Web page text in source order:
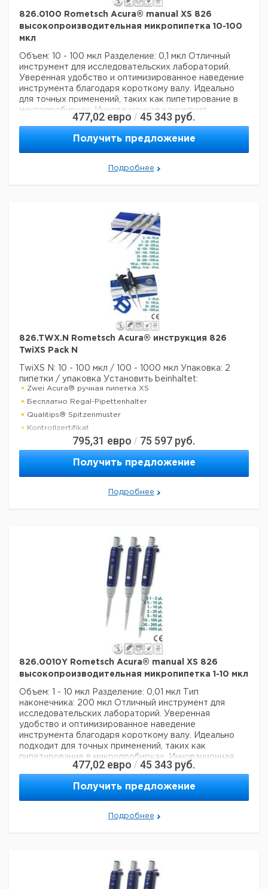
826.0100 Rometsch Acura® manual XS 826
высокопроизводительная микропипетка 10-100
мкл
Объем: 10 - 100 мкл Разделение: 0,1 мкл Отличный
инструмент для исследовательских лабораторий.
Уверенная удобство и оптимизированное наведение
инструмента благодаря короткому валу. Идеально
для точных применений, таких как пипетирование в
микропробирках. Инновационная концепция
уплотнительных колец означает чрезвычайно
бережное пипетирование и снижение усталости рук
во время рабочих процессов. Непревзойденные
рабочие характеристики и долговечность
гарантируют самые высокие требования к
Технические данные:
100 мкл
1
руководство
Данные для перевозки (реальные данные могут
477,02 евро / 45 343 руб.
Получить предложение
Подробнее
826.TWX.N Rometsch Acura® инструкция 826
TwiXS Pack N
TwiXS N: 10 - 100 мкл / 100 - 1000 мкл Упаковка: 2
пипетки / упаковка Установить beinhaltet:
Zwei Acura® ручная пипетка XS
Бесплатно Regal-Pipettenhalter
Qualitips® Spitzenmuster
Kontrollzertifikat
Betriebsanweisung
Технические данные:
Количество каналов:1
руководство
отличаться)
795,31 евро / 75 597 руб.
Получить предложение
Подробнее
826.0010Y Rometsch Acura® manual XS 826
высокопроизводительная микропипетка 1-10 мкл
Объем: 1 - 10 мкл Разделение: 0,01 мкл
Тип
наконечника: 200 мкл Отличный инструмент для
исследовательских лабораторий. Уверенная
удобство и оптимизированное наведение
инструмента благодаря короткому валу. Идеально
подходит для точных применений, таких как
пипетирование в микропробирках. Инновационная
концепция уплотнительных колец означает
чрезвычайно бережное пипетирование и снижение
усталости рук во время рабочих процессов.
Непревзойденные рабочие характеристики и
долговечность гарантируют самые высокие
требования к дозированию.
Технические данные:
1
руководство
477,02 евро / 45 343 руб.
Получить предложение
Подробнее